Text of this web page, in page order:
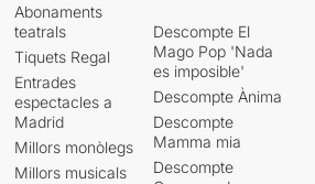
Abonaments
teatrals
Tiquets Regal
Entrades
espectacles a
Madrid
Millors monòlegs
Millors musicals
Descompte El
Mago Pop 'Nada
es imposible'
Descompte Ànima
Descompte
Mamma mia
Descompte